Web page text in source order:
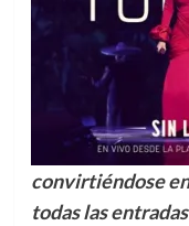
convirtiéndose
todas las